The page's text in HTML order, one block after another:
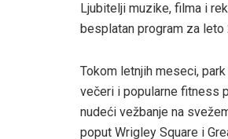
Ljubitelji muzike, filma i
besplatan program za
Tokom letnjih meseci,
večeri i popularne fitness
nudeći vežbanje na
poput Wrigley Square i